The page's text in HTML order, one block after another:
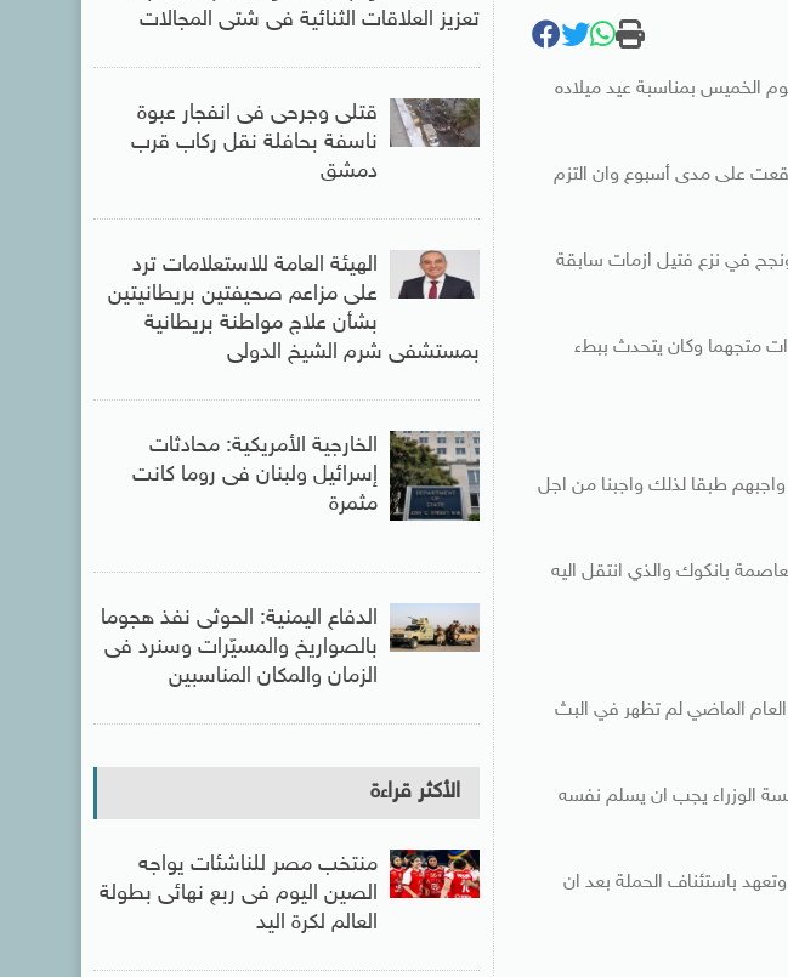
الخميس بمناسبة عيد ميلاده
على مدى أسبوع وان التزم
في نزع فتيل ازمات سابقة
متجهما وكان يتحدث ببطء
واجبهم طبقا لذلك واجبنا من اجل
بعد 190 كيلومترا الى الجنوب من العاصمة بانكوك والذي انتقل اليه
العام الماضي لم تظهر في البث
الوزراء يجب ان يسلم نفسه
باستئناف الحملة بعد ان
تعزيز العلاقات الثنائية فى شتى المجالات
قتلى وجرحى فى انفجار عبوة
ناسفة بحافلة نقل ركاب قرب
دمشق
الهيئة العامة للاستعلامات ترد
على مزاعم صحيفتين بريطانيتين
بشأن علاج مواطنة بريطانية
بمستشفى شرم الشيخ الدولى
الخارجية الأمريكية: محادثات
إسرائيل ولبنان فى روما كانت
مثمرة
الدفاع اليمنية: الحوثى نفذ هجوما
بالصواريخ والمسيّرات وسنرد فى
الزمان والمكان المناسبين
الأكثر قراءة
منتخب مصر للناشئات يواجه
الصين اليوم فى ربع نهائى بطولة
العالم لكرة اليد